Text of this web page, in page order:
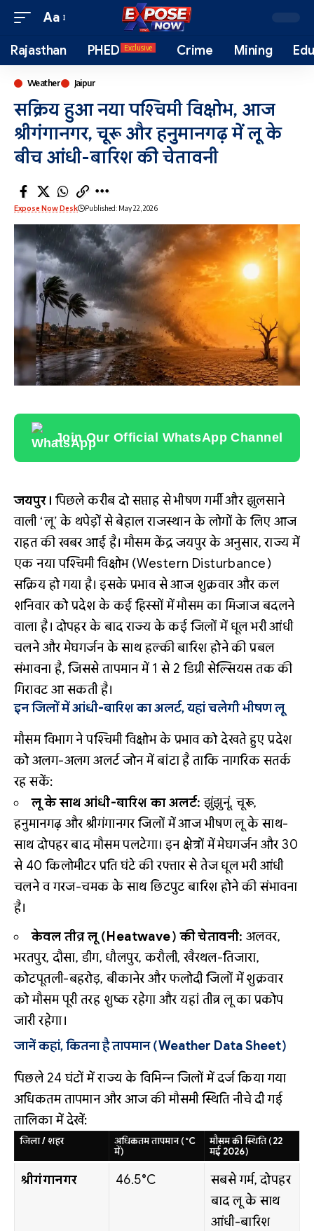
Aa
Rajasthan PHED Exclusive Crime Mining
Weather Jaipur
सक्रिय हुआ नया पश्चिमी विक्षोभ, आज
श्रीगंगानगर, चूरू और हनुमानगढ़ में लू के
बीच आंधी-बारिश की चेतावनी
Expose Now Desk Published: May 22, 2026
Join Our Official WhatsApp Channel
जयपुर। पिछले करीब दो सप्ताह से भीषण गर्मी और झुलसाने
वाली ‘लू’ के थपेड़ों से बेहाल राजस्थान के लोगों के लिए आज
राहत की खबर आई है। मौसम केंद्र जयपुर के अनुसार, राज्य में
एक नया पश्चिमी विक्षोभ (Western Disturbance)
सक्रिय हो गया है। इसके प्रभाव से आज शुक्रवार और कल
शनिवार को प्रदेश के कई हिस्सों में मौसम का मिजाज बदलने
वाला है। दोपहर के बाद राज्य के कई जिलों में धूल भरी आंधी
चलने और मेघगर्जन के साथ हल्की बारिश होने की प्रबल
संभावना है, जिससे तापमान में 1 से 2 डिग्री सेल्सियस तक की
गिरावट आ सकती है।
इन जिलों में आंधी-बारिश का अलर्ट, यहां चलेगी भीषण लू
मौसम विभाग ने पश्चिमी विक्षोभ के प्रभाव को देखते हुए प्रदेश
को अलग-अलग अलर्ट जोन में बांटा है ताकि नागरिक सतर्क
रह सकें:
लू के साथ आंधी-बारिश का अलर्ट: झुंझुनूं, चूरू,
हनुमानगढ़ और श्रीगंगानगर जिलों में आज भीषण लू के साथ-
साथ दोपहर बाद मौसम पलटेगा। इन क्षेत्रों में मेघगर्जन और 30
से 40 किलोमीटर प्रति घंटे की रफ्तार से तेज धूल भरी आंधी
चलने व गरज-चमक के साथ छिटपुट बारिश होने की संभावना
है।
केवल तीव्र लू (Heatwave) की चेतावनी: अलवर,
भरतपुर, दौसा, डीग, धौलपुर, करौली, खैरथल-तिजारा,
कोटपूतली-बहरोड़, बीकानेर और फलोदी जिलों में शुक्रवार
को मौसम पूरी तरह शुष्क रहेगा और यहां तीव्र लू का प्रकोप
जारी रहेगा।
जानें कहां, कितना है तापमान (Weather Data Sheet)
पिछले 24 घंटों में राज्य के विभिन्न जिलों में दर्ज किया गया
अधिकतम तापमान और आज की मौसमी स्थिति नीचे दी गई
तालिका में देखें:
जिला / शहर
अधिकतम तापमान (°C
में)
मौसम की स्थिति (22
मई 2026)
श्रीगंगानगर 46.5°C
सबसे गर्म, दोपहर
बाद लू के साथ
आंधी-बारिश